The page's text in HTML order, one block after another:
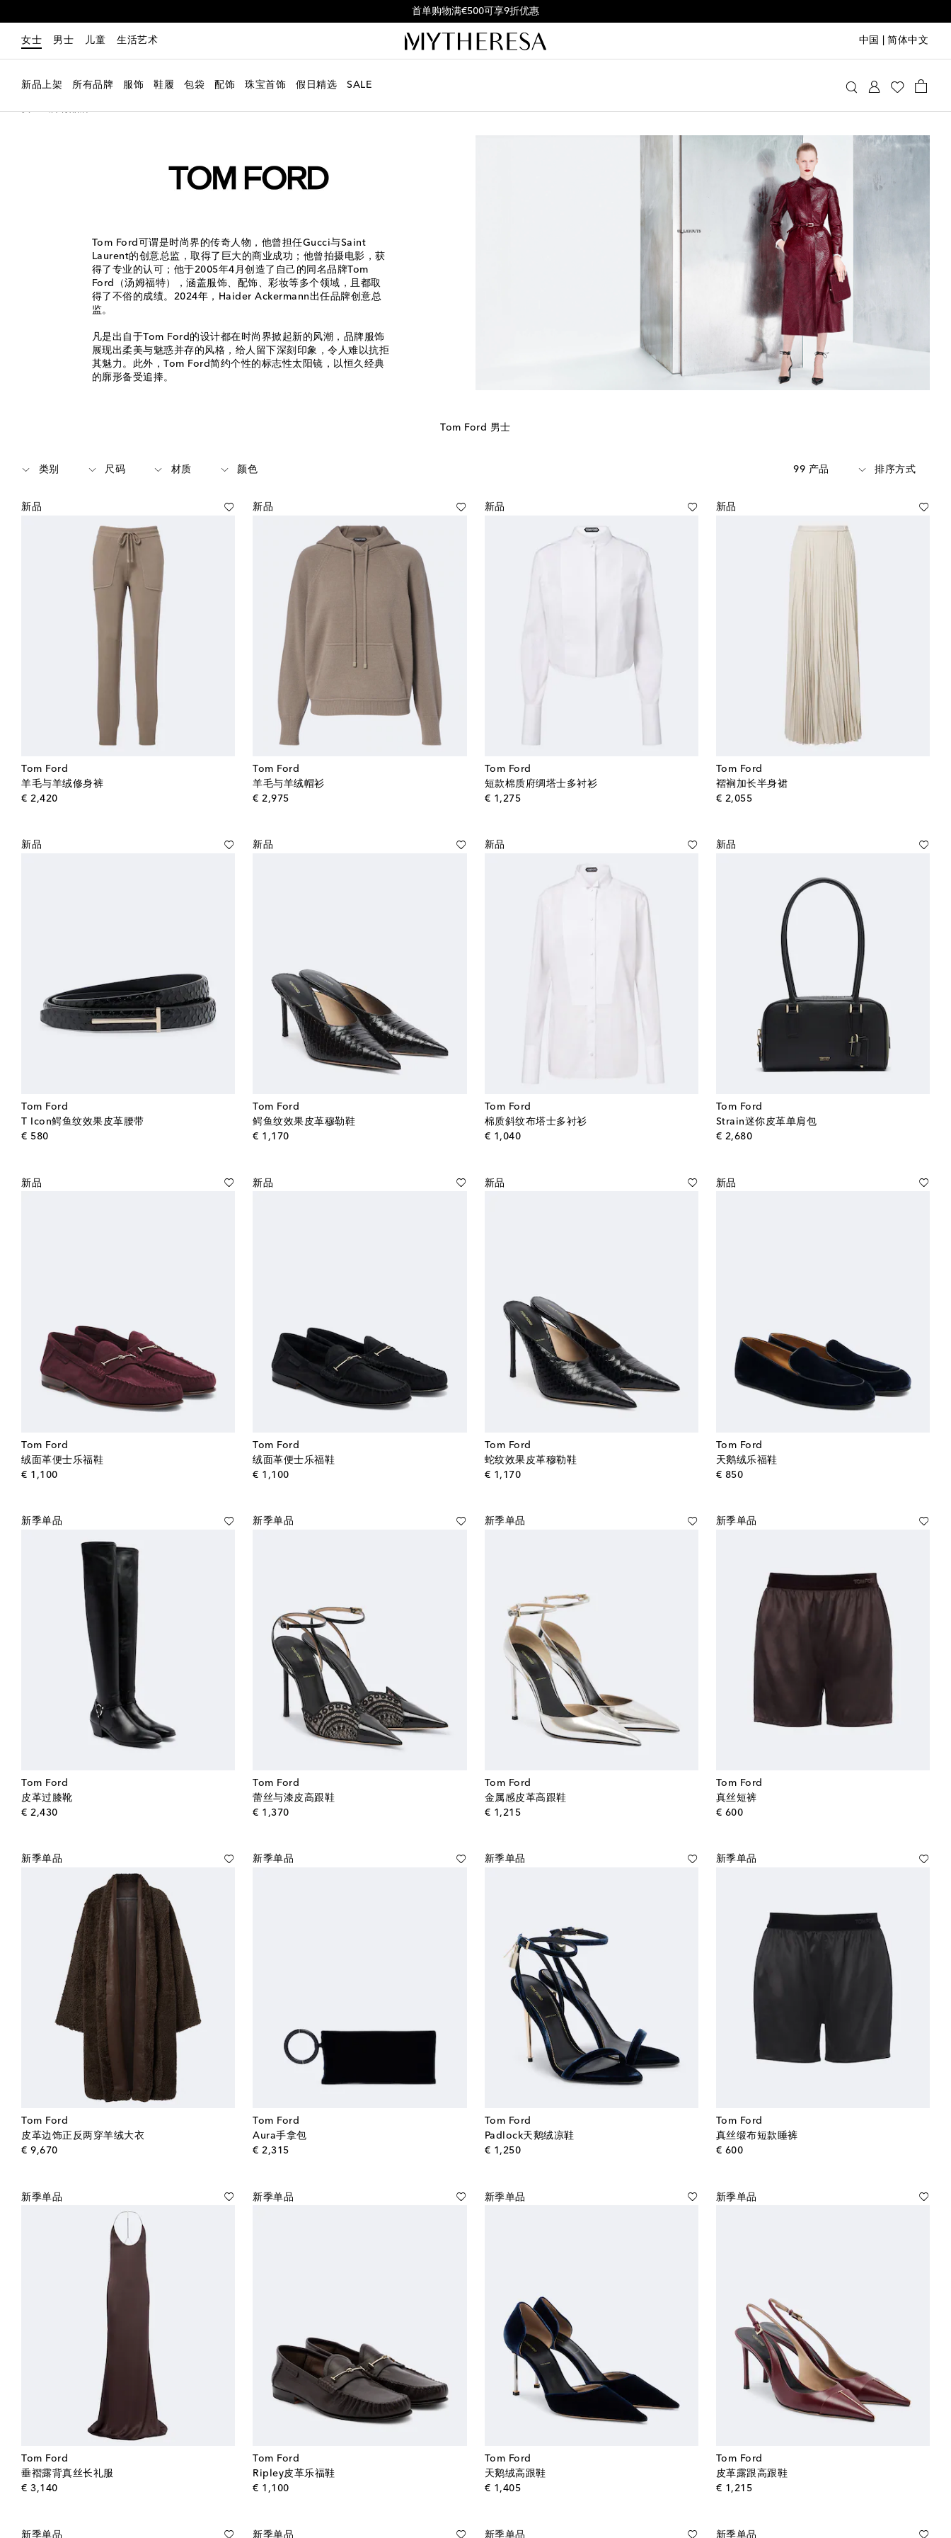
购买特定单品可使用优惠码FIRST10享受9折优惠
女士 男士 儿童 生活艺术 中国 简体中文
新品上架 所有品牌 服饰 鞋履 包袋 配饰 珠宝首饰 假日精选 SALE
Tom Ford可谓是时尚界的传奇人物，他曾担任Gucci与Saint
Laurent的创意总监，取得了巨大的商业成功；他曾拍摄电影，获
得了专业的认可；他于2005年4月创造了自己的同名品牌Tom
Ford（汤姆福特），涵盖服饰、配饰、彩妆等多个领域，且都取
得了不俗的成绩。2024年，Haider Ackermann出任品牌创意总
监。
凡是出自于Tom Ford的设计都在时尚界掀起新的风潮，品牌服饰
展现出柔美与魅惑并存的风格，给人留下深刻印象，令人难以抗拒
其魅力。此外，Tom Ford简约个性的标志性太阳镜，以恒久经典
的廓形备受追捧。
Tom Ford 男士
类别 尺码 材质 颜色 99 产品 排序方式
新品
Tom Ford
羊毛与羊绒修身裤
€ 2,420original price
新品
Tom Ford
羊毛与羊绒帽衫
€ 2,975original price
新品
Tom Ford
短款棉质府绸塔士多衬衫
€ 1,275original price
新品
Tom Ford
褶裥加长半身裙
€ 2,055original price
新品
Tom Ford
T Icon鳄鱼纹效果皮革腰带
€ 580original price
新品
Tom Ford
鳄鱼纹效果皮革穆勒鞋
€ 1,170original price
新品
Tom Ford
棉质斜纹布塔士多衬衫
€ 1,040original price
新品
Tom Ford
Strain迷你皮革单肩包
€ 2,680original price
新品
Tom Ford
绒面革便士乐福鞋
€ 1,100original price
新品
Tom Ford
绒面革便士乐福鞋
€ 1,100original price
新品
Tom Ford
蛇纹效果皮革穆勒鞋
€ 1,170original price
新品
Tom Ford
天鹅绒乐福鞋
€ 850original price
新季单品
Tom Ford
皮革过膝靴
€ 2,430original price
新季单品
Tom Ford
蕾丝与漆皮高跟鞋
€ 1,370original price
新季单品
Tom Ford
金属感皮革高跟鞋
€ 1,215original price
新季单品
Tom Ford
真丝短裤
€ 600original price
新季单品
Tom Ford
皮革边饰正反两穿羊绒大衣
€ 9,670original price
新季单品
Tom Ford
Aura手拿包
€ 2,315original price
新季单品
Tom Ford
Padlock天鹅绒凉鞋
€ 1,250original price
新季单品
Tom Ford
真丝缎布短款睡裤
€ 600original price
新季单品
Tom Ford
垂褶露背真丝长礼服
€ 3,140original price
新季单品
Tom Ford
Ripley皮革乐福鞋
€ 1,100original price
新季单品
Tom Ford
天鹅绒高跟鞋
€ 1,405original price
新季单品
Tom Ford
皮革露跟高跟鞋
€ 1,215original price
新季单品 新季单品 新季单品 新季单品